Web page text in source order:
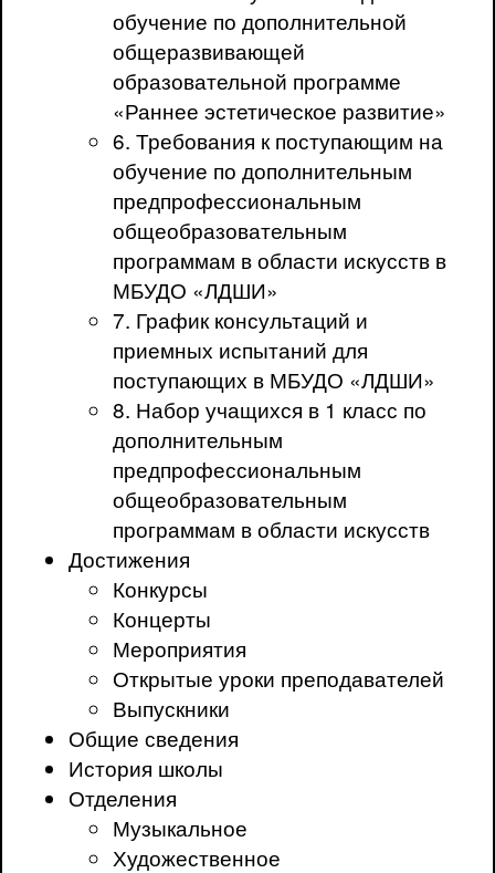
обучение по дополнительной
общеразвивающей
образовательной программе
«Раннее эстетическое развитие»
6. Требования к поступающим на
обучение по дополнительным
предпрофессиональным
общеобразовательным
программам в области искусств в
МБУДО «ЛДШИ»
7. График консультаций и
приемных испытаний для
поступающих в МБУДО «ЛДШИ»
8. Набор учащихся в 1 класс по
дополнительным
предпрофессиональным
общеобразовательным
программам в области искусств
Достижения
Конкурсы
Концерты
Мероприятия
Открытые уроки преподавателей
Выпускники
Общие сведения
История школы
Отделения
Музыкальное
Художественное